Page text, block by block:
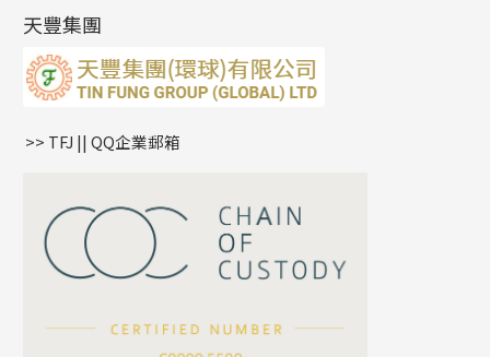
公司名稱
雙十字鏈系列
水波鏈系列
蛇骨鏈系列
鏈尾系列
嘴唇鏈系列
S車花鏈系列
珍珠鏈系列
坦克鏈系列
滿天星鏈系列
方假繩鏈系列
耳環扣系列
耳綫/耳鈎系列
耳環爪頭
耳環
字母吊墜
相盒吊墜
項鏈吊墜
生肖吊墜
星座吊墜
珠扣
天豐集團
>> TFJ || QQ企業郵箱